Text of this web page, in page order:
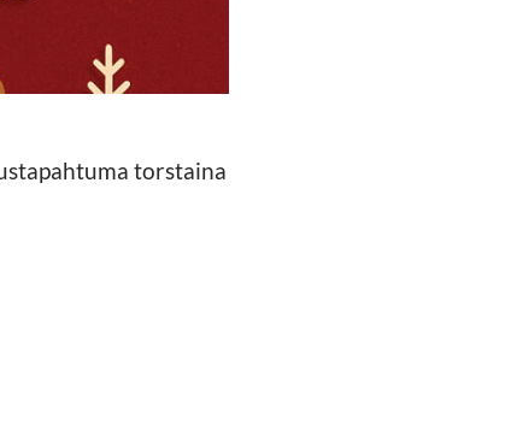
torstaina